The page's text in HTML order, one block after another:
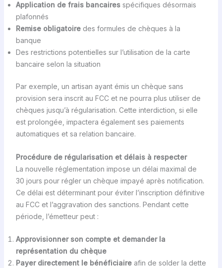
Application de frais bancairesspécifiques désormais
plafonnés
Remise obligatoiredes formules de chèques à la
banque
Des restrictions potentielles sur l’utilisation de la carte
bancaire selon la situation
Par exemple, un artisan ayant émis un chèque sans
provision sera inscrit au FCC et ne pourra plus utiliser de
chèques jusqu’à régularisation. Cette interdiction, si elle
est prolongée, impactera également ses paiements
automatiques et sa relation bancaire.
Procédure de régularisation et délais à respecter
La nouvelle réglementation impose un délai maximal de
30 jours pour régler un chèque impayé après notification.
Ce délai est déterminant pour éviter l’inscription définitive
au FCC et l’aggravation des sanctions. Pendant cette
période, l’émetteur peut :
Approvisionner son compte et demander la
représentation du chèque
Payer directement le bénéficiaireafin de solder la dette